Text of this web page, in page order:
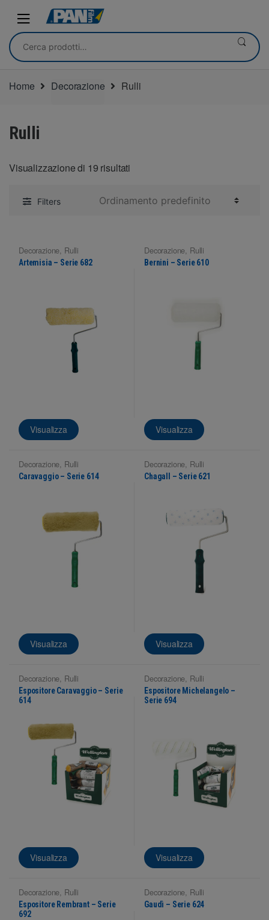
navigation
content
Cerca:
Home Decorazione Rulli
Rulli
Visualizzazione di 19 risultati
Filters
Decorazione Rulli
Artemisia – Serie 682
Visualizza
Decorazione Rulli
Bernini – Serie 610
Visualizza
Decorazione, Rulli
Caravaggio – Serie 614
Visualizza
Decorazione, Rulli
Chagall – Serie 621
Visualizza
Decorazione Rulli
Espositore Caravaggio – Serie
614
Visualizza
Decorazione Rulli
Espositore Michelangelo –
Serie 694
Visualizza
Decorazione, Rulli
Espositore Rembrant – Serie
692
Decorazione, Rulli
Gaudì – Serie 624